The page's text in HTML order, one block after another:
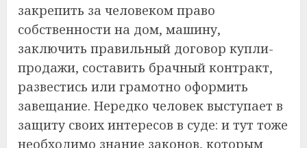
закрепить за человеком право
собственности на дом, машину,
заключить правильный договор купли-
продажи, составить брачный контракт,
развестись или грамотно оформить
завещание. Нередко человек выступает в
защиту своих интересов в суде: и тут тоже
необходимо знание законов, которым